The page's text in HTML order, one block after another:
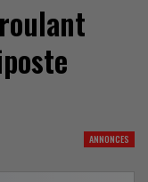
ANNONCES